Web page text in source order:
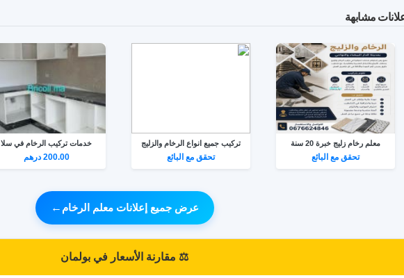
مشابهة
معلم رخام زليج خبرة 20 سنة
تحقق مع البائع
تركيب جميع انواع الرخام والزليج
تحقق مع البائع
خدمات تركيب الرخام في سلا
200.00 درهم
عرض جميع إعلانات معلم الرخام ←
⚖️ مقارنة الأسعار في بولمان